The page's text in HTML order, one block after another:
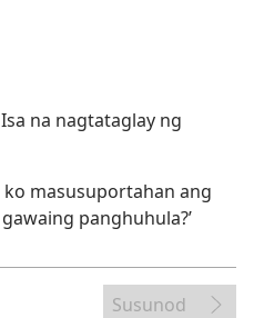
na nagtataglay ng
ko masusuportahan ang
panghuhula?’
Susunod